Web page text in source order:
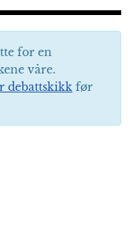
for en
våre.
debattskikk før